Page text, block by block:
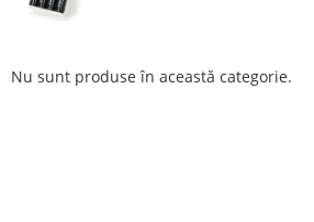
Nu sunt produse în această categorie.